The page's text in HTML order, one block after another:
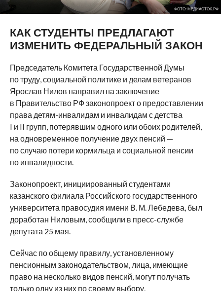
ФОТО: МЕДИАСТОК.РФ
КАК СТУДЕНТЫ ПРЕДЛАГАЮТ
ИЗМЕНИТЬ ФЕДЕРАЛЬНЫЙ ЗАКОН
Председатель Комитета Государственной Думы
по труду, социальной политике и делам ветеранов
Ярослав Нилов направил на заключение
в Правительство РФ законопроект о предоставлении
права детям-инвалидам и инвалидам с детства
I и II групп, потерявшим одного или обоих родителей,
на одновременное получение двух пенсий —
по случаю потери кормильца и социальной пенсии
по инвалидности.
Законопроект, инициированный студентами
казанского филиала Российского государственного
университета правосудия имени В. М. Лебедева, был
доработан Ниловым, сообщили в пресс-службе
депутата 25 мая.
Сейчас по общему правилу, установленному
пенсионным законодательством, лица, имеющие
право на несколько видов пенсий, могут получать
только одну из них по своему выбору.